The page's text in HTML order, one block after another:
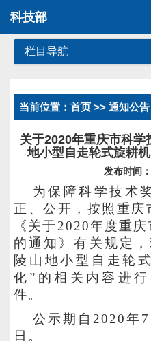
科技部
栏目导航
当前位置： 首页 >> 通知公告
关于2020年重庆市科学
地小型自走轮式旋耕
发布时间
为保障科学技术
正、公开，按照重庆
《关于2020年度重
的通知》有关规定
陵山地小型自走轮
化”的相关内容进行
件。
公示期自 2020年
日。